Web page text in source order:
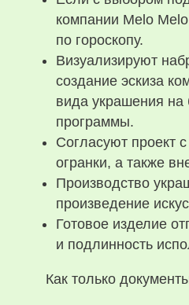
компании Melo
по гороскопу.
Визуализируют
создание эскиза
вида украшения
программы.
Согласуют проект
огранки, а также
Производство
произведение
Готовое изделие
и подлинность
Как только